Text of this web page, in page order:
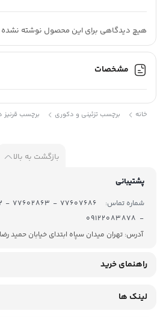
آموزش نحوه چسباندن برچسب قرنیز برچسب‌
بسته به سلیقه‌تان در مکان‌های مختلف
هیچ دیدگاهی برای این محصول نوشته
مشخصات
خانه برچسب تزئینی و دکوری برچسب قرنیز
بازگشت به بالا
پشتیبانی
شماره تماس:
- 09122083878
آدرس: تهران میدان سپاه ابتدای خیابان حمید رضا
راهنمای خرید
لینک ها